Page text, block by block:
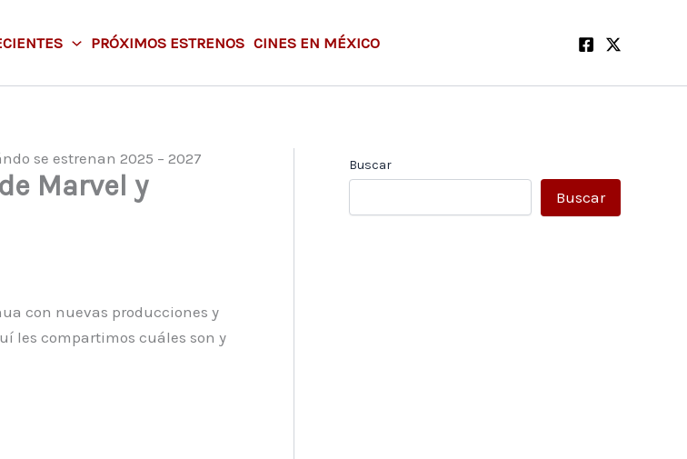
PRÓXIMOS ESTRENOS CINES EN MÉXICO
se estrenan 2025 – 2027
Marvel y
con nuevas producciones y
les compartimos cuáles son y
Buscar
Buscar